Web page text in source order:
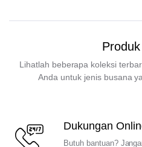
Lihatlah beberapa koleksi
Anda untuk jenis busana
Dukungan
Butuh bantuan?